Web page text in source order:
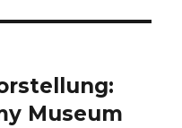
Museum